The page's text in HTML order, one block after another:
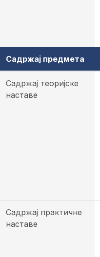
Садржај предмета
Садржај теоријске
наставе
Садржај практичне
наставе